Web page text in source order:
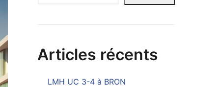
Articles récents
LMH UC 3-4 à BRON